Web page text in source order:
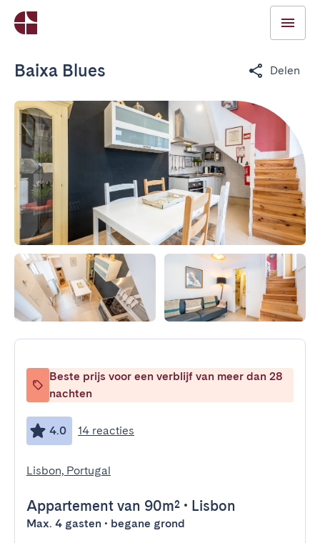
Baixa Blues Delen
Beste prijs voor een verblijf van meer dan 28
nachten
4.0 14 reacties
Lisbon, Portugal
Appartement van 90m² • Lisbon
Max. 4 gasten • begane grond